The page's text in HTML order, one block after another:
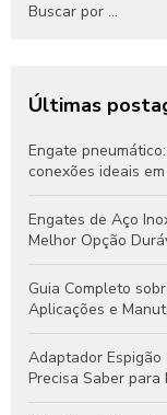
Últimas
Engate
conexões ideais
Engates de Aço
Melhor Opção
Guia Completo
Aplicações e
Adaptador Espigão
Precisa Saber